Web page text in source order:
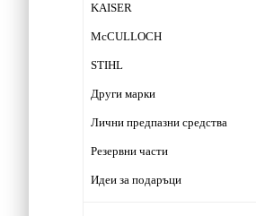
KAISER
McCULLOCH
STIHL
Други марки
Лични предпазни средства
Резервни части
Идеи за подаръци